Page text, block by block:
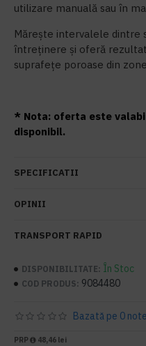
utilizare manuală sau în
Mărește intervalele dintre
întreținere și oferă
suprafețe poroase din
* Nota: oferta este
disponibil.
SPECIFICATII
OPINII
TRANSPORT RAPID
DISPONIBILITATE: În Stoc
COD PRODUS: 9084480
Bazată pe 0
PRP 48,46 lei